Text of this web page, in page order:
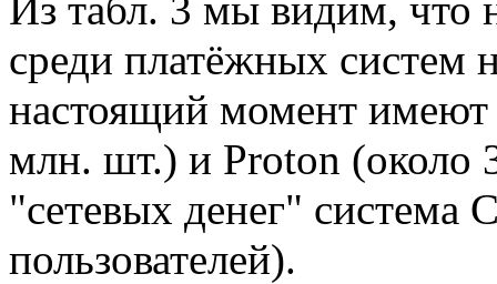
среди платёжных систем
настоящий момент
млн. шт.) и Proton (около
"сетевых денег" система
пользователей).